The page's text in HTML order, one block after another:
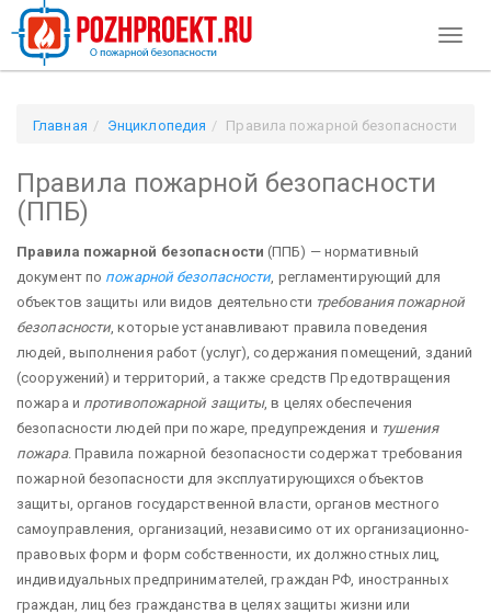
Главная Энциклопедия
Правила пожарной безопасности
Правила пожарной безопасности
(ППБ)
Правила пожарной безопасности (ППБ) — нормативный
документ по пожарной безопасности, регламентирующий для
объектов защиты или видов деятельности требования пожарной
безопасности , которые устанавливают правила поведения
людей, выполнения работ (услуг), содержания помещений, зданий
(сооружений) и территорий, а также средств Предотвращения
пожара и противопожарной защиты, в целях обеспечения
безопасности людей при пожаре, предупреждения и тушения
пожара. Правила пожарной безопасности содержат требования
пожарной безопасности для эксплуатирующихся объектов
защиты, органов государственной власти, органов местного
самоуправления, организаций, независимо от их организационно-
правовых форм и форм собственности, их должностных лиц,
индивидуальных предпринимателей, граждан РФ, иностранных
граждан, лиц без гражданства в целях защиты жизни или